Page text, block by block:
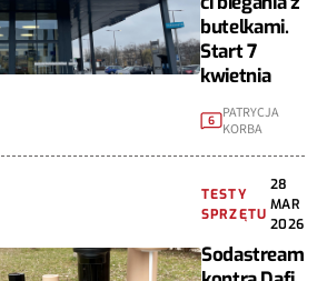
butelkami.
Start 7
kwietnia
6 PATRYCJA
KORBA
TESTY
SPRZĘTU
28
MAR
2026
Sodastream